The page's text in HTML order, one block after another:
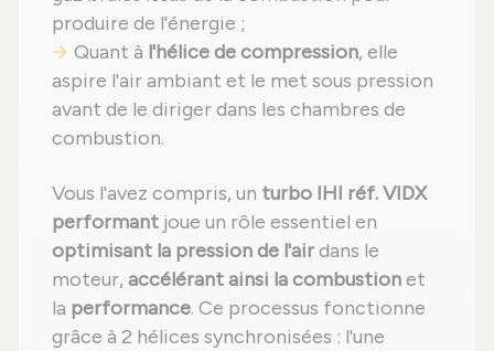
produire de l'énergie ;
Quant à l'hélice de compression, elle
aspire l'air ambiant et le met sous pression
avant de le diriger dans les chambres de
combustion.
Vous l'avez compris, un turbo IHI réf. VIDX
performant joue un rôle essentiel en
optimisant la pression de l'airdans le
moteur, accélérant ainsi la combustionet
la performance. Ce processus fonctionne
grâce à 2 hélices synchronisées : l'une